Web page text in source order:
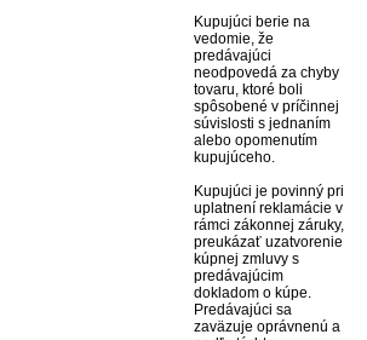
Kupujúci berie na
vedomie, že
predávajúci
neodpovedá za chyby
tovaru, ktoré boli
spôsobené v príčinnej
súvislosti s jednaním
alebo opomenutím
kupujúceho.
Kupujúci je povinný pri
uplatnení reklamácie v
rámci zákonnej záruky,
preukázať uzatvorenie
kúpnej zmluvy s
predávajúcim
dokladom o kúpe.
Predávajúci sa
zaväzuje oprávnenú a